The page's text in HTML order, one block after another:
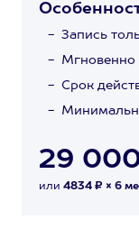
Запись
Мгновенно
Срок
29
или 4834 ₽ × 6